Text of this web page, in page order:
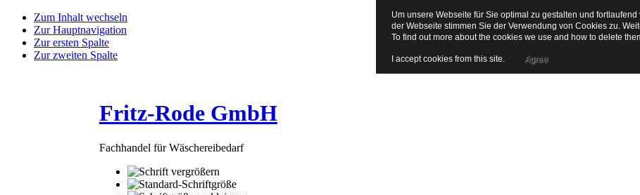
Zum Inhalt wechseln
Zur Hauptnavigation
Zur ersten Spalte
Zur zweiten Spalte
Fritz-Rode GmbH
Fachhandel für Wäschereibedarf
Um unsere Webseite für Sie optimal zu gestalten und
der Webseite stimmen Sie der Verwendung von Cookies zu.
To find out more about the cookies we use and how to delete
I accept cookies from this site. Agree